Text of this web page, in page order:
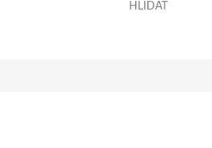
HLÍDAT